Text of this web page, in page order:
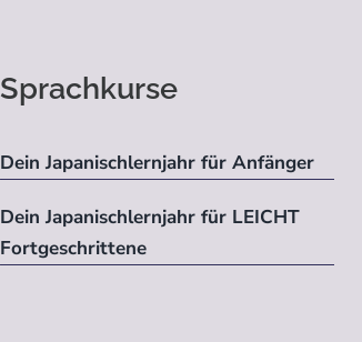
Sprachkurse
Dein Japanischlernjahr für Anfänger
Dein Japanischlernjahr für LEICHT
Fortgeschrittene